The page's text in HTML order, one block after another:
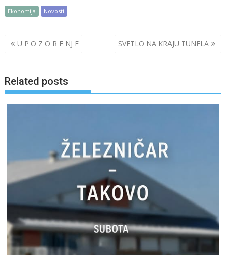
Ekonomija Novosti
Post
navigation
U P O Z O R E NJ E SVETLO NA KRAJU TUNELA
Related posts